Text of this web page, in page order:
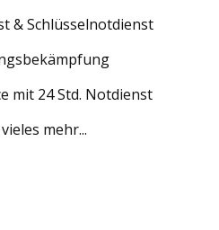
& Schlüsselnotdienst
mit 24 Std. Notdienst
mehr...